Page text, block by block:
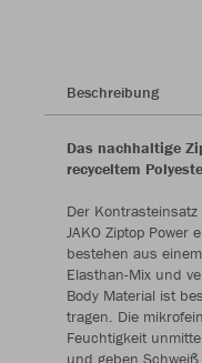
Beschreibung
Das nachhaltige
recyceltem
Der
JAKO Ziptop Power
bestehen aus
Elasthan-Mix und
Body Material ist
tragen. Die
Feuchtigkeit
und geben